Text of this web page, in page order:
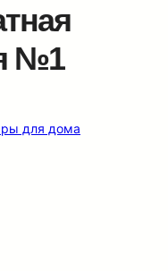
№1
для дома